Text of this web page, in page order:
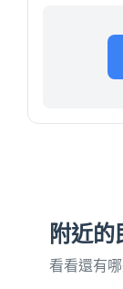
附近的
看看還有